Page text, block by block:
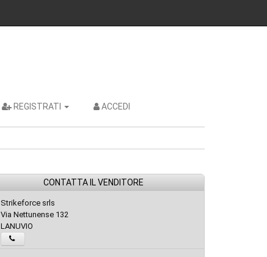
REGISTRATI ACCEDI
CONTATTA IL VENDITORE
Strikeforce srls
Via Nettunense 132
LANUVIO